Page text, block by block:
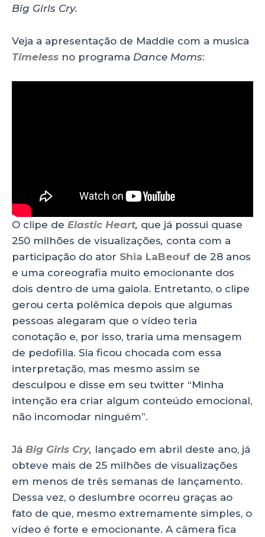
Big Girls Cry.
Veja a apresentação de Maddie com a musica
Timeless no programa Dance Moms:
O clipe de Elastic Heart, que já possui quase
250 milhões de visualizações, conta com a
participação do ator Shia LaBeouf de 28 anos
e uma coreografia muito emocionante dos
dois dentro de uma gaiola. Entretanto, o clipe
gerou certa polêmica depois que algumas
pessoas alegaram que o vídeo teria
conotação e, por isso, traria uma mensagem
de pedofilia. Sia ficou chocada com essa
interpretação, mas mesmo assim se
desculpou e disse em seu twitter “Minha
intenção era criar algum conteúdo emocional,
não incomodar ninguém”.
Já Big Girls Cry, lançado em abril deste ano, já
obteve mais de 25 milhões de visualizações
em menos de três semanas de lançamento.
Dessa vez, o deslumbre ocorreu graças ao
fato de que, mesmo extremamente simples, o
vídeo é forte e emocionante. A câmera fica